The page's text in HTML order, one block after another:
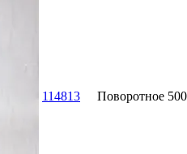
114813 Поворотное